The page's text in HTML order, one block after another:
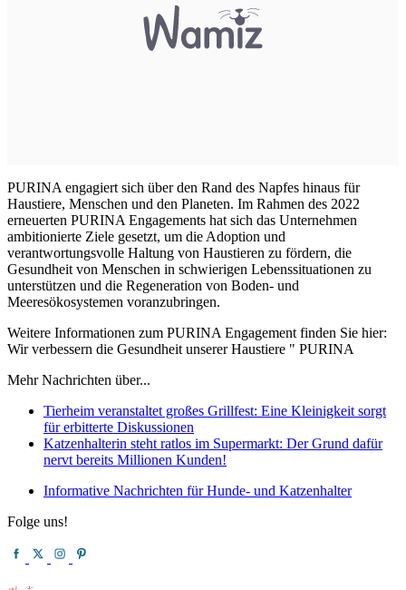
PURINA engagiert sich über den Rand des Napfes hinaus für
Haustiere, Menschen und den Planeten. Im Rahmen des 2022
erneuerten PURINA Engagements hat sich das Unternehmen
ambitionierte Ziele gesetzt, um die Adoption und
verantwortungsvolle Haltung von Haustieren zu fördern, die
Gesundheit von Menschen in schwierigen Lebenssituationen zu
unterstützen und die Regeneration von Boden- und
Meeresökosystemen voranzubringen.
Weitere Informationen zum PURINA Engagement finden Sie hier:
Wir verbessern die Gesundheit unserer Haustiere " PURINA
Mehr Nachrichten über...
Tierheim veranstaltet großes Grillfest: Eine Kleinigkeit sorgt
für erbitterte Diskussionen
Katzenhalterin steht ratlos im Supermarkt: Der Grund dafür
nervt bereits Millionen Kunden!
Informative Nachrichten für Hunde- und Katzenhalter
Folge uns!